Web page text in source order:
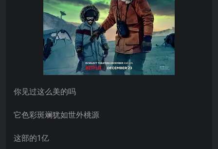
你见过这么美的吗
它色彩斑斓犹如世外桃源
这部的1亿